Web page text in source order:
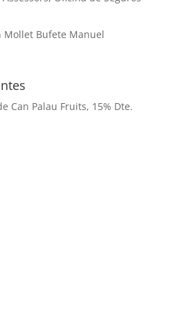
Mollet Bufete Manuel
Can Palau Fruits, 15% Dte.